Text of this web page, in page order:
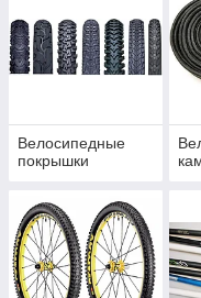
Велосипедные
покрышки